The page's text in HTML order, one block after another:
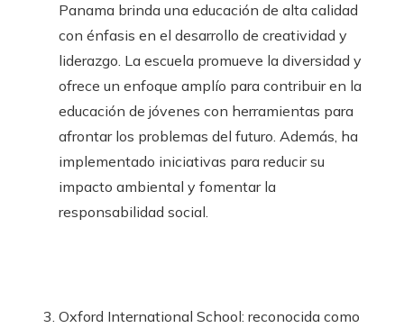
Panama brinda una educación de alta calidad
con énfasis en el desarrollo de creatividad y
liderazgo. La escuela promueve la diversidad y
ofrece un enfoque amplío para contribuir en la
educación de jóvenes con herramientas para
afrontar los problemas del futuro. Además, ha
implementado iniciativas para reducir su
impacto ambiental y fomentar la
responsabilidad social.
Oxford International School: reconocida como